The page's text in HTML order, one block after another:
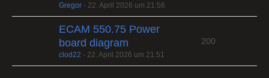
Gregor - 22. April 2026 um 21:56
ECAM 550.75 Power
board diagram
clod22 - 22. April 2026 um 21:51
200